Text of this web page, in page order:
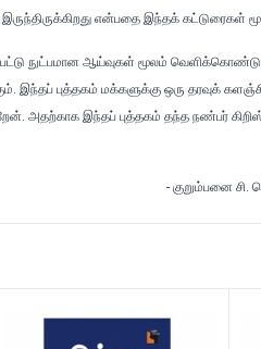
என்பதை இந்தக் கட்டுரைகள்
நுட்பமான ஆய்வுகள் மூலம்
இந்தப் புத்தகம் மக்களுக்கு ஒரு தரவுக்
அதற்காக இந்தப் புத்தகம் தந்த நண்பர்
சி.